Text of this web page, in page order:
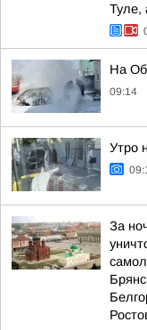
Туле,
На
09:14
Утро
За